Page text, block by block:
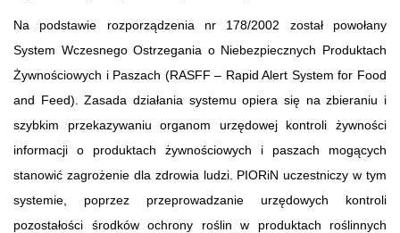
Na podstawie rozporządzenia nr 178/2002 został powołany
System Wczesnego Ostrzegania o Niebezpiecznych Produktach
Żywnościowych i Paszach (RASFF – Rapid Alert System for Food
and Feed). Zasada działania systemu opiera się na zbieraniu i
szybkim przekazywaniu organom urzędowej kontroli żywności
informacji o produktach żywnościowych i paszach mogących
stanowić zagrożenie dla zdrowia ludzi. PIORiN uczestniczy w tym
systemie, poprzez przeprowadzanie urzędowych kontroli
pozostałości środków ochrony roślin w produktach roślinnych